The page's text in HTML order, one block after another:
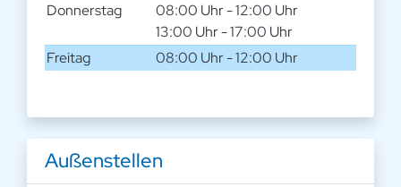
Donnerstag
08:00 Uhr - 12:00 Uhr
13:00 Uhr - 17:00 Uhr
Freitag
08:00 Uhr - 12:00 Uhr
Außenstellen